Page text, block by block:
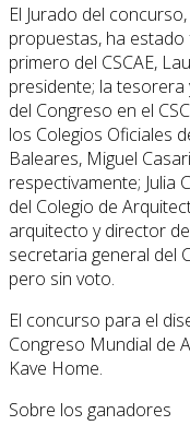
El Jurado del
propuestas, ha
primero del CSCAE,
presidente; la
del Congreso en el
los Colegios Oficiales
Baleares, Miguel
respectivamente; Julia
del Colegio de
arquitecto y director
secretaria general del
pero sin voto.
El concurso para el
Congreso Mundial de
Kave Home.
Sobre los ganadores